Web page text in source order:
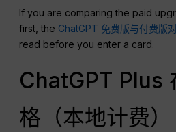
If you are comparing the paid
first, the ChatGPT 免费版与付费版
read before you enter a card.
ChatGPT Plus
格（本地计费）